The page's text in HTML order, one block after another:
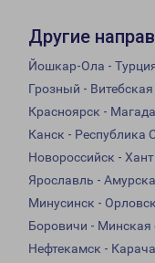
Другие
Йошкар-Ола -
Грозный -
Красноярск -
Канск - Республика
Новороссийск -
Ярославль -
Минусинск -
Боровичи - Минская
Нефтекамск -